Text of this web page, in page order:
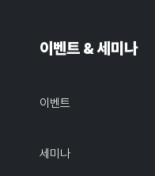
이벤트 & 세미나
이벤트
세미나